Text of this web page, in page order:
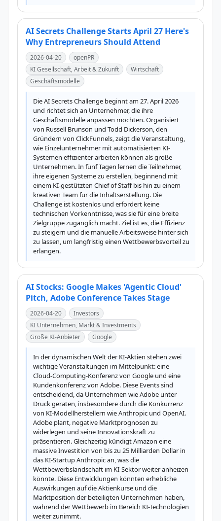
AI Secrets Challenge Starts April 27 Here's
Why Entrepreneurs Should Attend
2026-04-20
openPR
KI Gesellschaft, Arbeit & Zukunft
Wirtschaft
Geschäftsmodelle
Die AI Secrets Challenge beginnt am 27. April 2026
und richtet sich an Unternehmer, die ihre
Geschäftsmodelle anpassen möchten. Organisiert
von Russell Brunson und Todd Dickerson, den
Gründern von ClickFunnels, zeigt die Veranstaltung,
wie Einzelunternehmer mit automatisierten KI-
Systemen effizienter arbeiten können als große
Unternehmen. In fünf Tagen lernen die Teilnehmer,
ihre eigenen Systeme zu erstellen, beginnend mit
einem KI-gestützten Chief of Staff bis hin zu einem
kreativen Team für die Inhaltserstellung. Die
Challenge ist kostenlos und erfordert keine
technischen Vorkenntnisse, was sie für eine breite
Zielgruppe zugänglich macht. Ziel ist es, die Effizienz
zu steigern und die manuelle Arbeitsweise hinter sich
zu lassen, um langfristig einen Wettbewerbsvorteil zu
erlangen.
AI Stocks: Google Makes 'Agentic Cloud'
Pitch, Adobe Conference Takes Stage
2026-04-20
Investors
KI Unternehmen, Markt & Investments
Große KI-Anbieter
Google
In der dynamischen Welt der KI-Aktien stehen zwei
wichtige Veranstaltungen im Mittelpunkt: eine
Cloud-Computing-Konferenz von Google und eine
Kundenkonferenz von Adobe. Diese Events sind
entscheidend, da Unternehmen wie Adobe unter
Druck geraten, insbesondere durch die Konkurrenz
von KI-Modellherstellern wie Anthropic und OpenAI.
Adobe plant, negative Marktprognosen zu
widerlegen und seine Innovationskraft zu
präsentieren. Gleichzeitig kündigt Amazon eine
massive Investition von bis zu 25 Milliarden Dollar in
das KI-Startup Anthropic an, was die
Wettbewerbslandschaft im KI-Sektor weiter anheizen
könnte. Diese Entwicklungen könnten erhebliche
Auswirkungen auf die Aktienkurse und die
Marktposition der beteiligten Unternehmen haben,
während der Wettbewerb im Bereich KI-Technologien
weiter zunimmt.